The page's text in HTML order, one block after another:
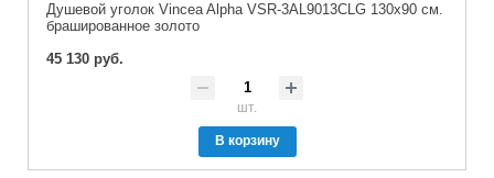
Душевой уголок Vincea Alpha VSR-3AL9013CLG 130x90 см.
брашированное золото
45 130 руб.
шт.
В корзину